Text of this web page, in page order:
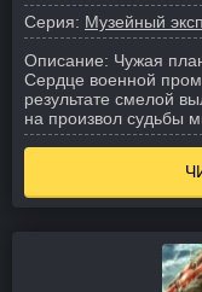
Серия: Музейный
Описание: Чужая
Сердце военной
результате смелой
на произвол судьбы